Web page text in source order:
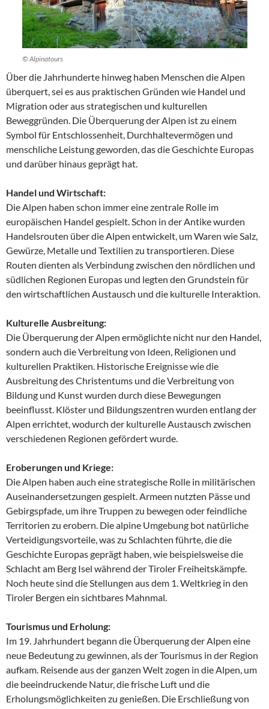
© Alpinatours
Über die Jahrhunderte hinweg haben Menschen die Alpen
überquert, sei es aus praktischen Gründen wie Handel und
Migration oder aus strategischen und kulturellen
Beweggründen. Die Überquerung der Alpen ist zu einem
Symbol für Entschlossenheit, Durchhaltevermögen und
menschliche Leistung geworden, das die Geschichte Europas
und darüber hinaus geprägt hat.
Handel und Wirtschaft:
Die Alpen haben schon immer eine zentrale Rolle im
europäischen Handel gespielt. Schon in der Antike wurden
Handelsrouten über die Alpen entwickelt, um Waren wie Salz,
Gewürze, Metalle und Textilien zu transportieren. Diese
Routen dienten als Verbindung zwischen den nördlichen und
südlichen Regionen Europas und legten den Grundstein für
den wirtschaftlichen Austausch und die kulturelle Interaktion.
Kulturelle Ausbreitung:
Die Überquerung der Alpen ermöglichte nicht nur den Handel,
sondern auch die Verbreitung von Ideen, Religionen und
kulturellen Praktiken. Historische Ereignisse wie die
Ausbreitung des Christentums und die Verbreitung von
Bildung und Kunst wurden durch diese Bewegungen
beeinflusst. Klöster und Bildungszentren wurden entlang der
Alpen errichtet, wodurch der kulturelle Austausch zwischen
verschiedenen Regionen gefördert wurde.
Eroberungen und Kriege:
Die Alpen haben auch eine strategische Rolle in militärischen
Auseinandersetzungen gespielt. Armeen nutzten Pässe und
Gebirgspfade, um ihre Truppen zu bewegen oder feindliche
Territorien zu erobern. Die alpine Umgebung bot natürliche
Verteidigungsvorteile, was zu Schlachten führte, die die
Geschichte Europas geprägt haben, wie beispielsweise die
Schlacht am Berg Isel während der Tiroler Freiheitskämpfe.
Noch heute sind die Stellungen aus dem 1. Weltkrieg in den
Tiroler Bergen ein sichtbares Mahnmal.
Tourismus und Erholung:
Im 19. Jahrhundert begann die Überquerung der Alpen eine
neue Bedeutung zu gewinnen, als der Tourismus in der Region
aufkam. Reisende aus der ganzen Welt zogen in die Alpen, um
die beeindruckende Natur, die frische Luft und die
Erholungsmöglichkeiten zu genießen. Die Erschließung von